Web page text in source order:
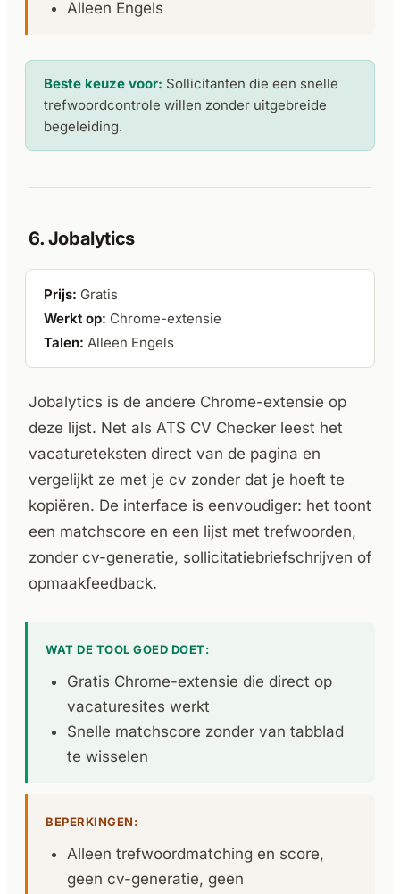
Alleen Engels
Beste keuze voor: Sollicitanten die een snelle
trefwoordcontrole willen zonder uitgebreide
begeleiding.
6. Jobalytics
Prijs: Gratis
Werkt op: Chrome-extensie
Talen: Alleen Engels
Jobalytics is de andere Chrome-extensie op
deze lijst. Net als ATS CV Checker leest het
vacatureteksten direct van de pagina en
vergelijkt ze met je cv zonder dat je hoeft te
kopiëren. De interface is eenvoudiger: het toont
een matchscore en een lijst met trefwoorden,
zonder cv-generatie, sollicitatiebriefschrijven of
opmaakfeedback.
WAT DE TOOL GOED DOET:
Gratis Chrome-extensie die direct op
vacaturesites werkt
Snelle matchscore zonder van tabblad
te wisselen
BEPERKINGEN:
Alleen trefwoordmatching en score,
geen cv-generatie, geen